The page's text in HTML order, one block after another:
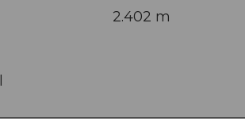
2.402 m